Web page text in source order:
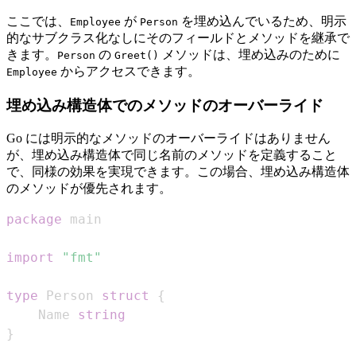
ここでは、 Employee が Person を埋め込んでいるため、明示
的なサブクラス化なしにそのフィールドとメソッドを継承で
きます。
Person の Greet() メソッドは、埋め込みのために
Employee からアクセスできます。
埋め込み構造体でのメソッドのオーバーライド
Go には明示的なメソッドのオーバーライドはありません
が、埋め込み構造体で同じ名前のメソッドを定義すること
で、同様の効果を実現できます。この場合、埋め込み構造体
のメソッドが優先されます。
package
import "fmt"
type Person struct
{
    Name
string
}